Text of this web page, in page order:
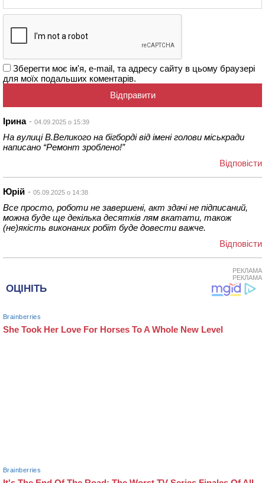
Зберегти моє ім'я, e-mail, та адресу сайту в цьому браузері
для моїх подальших коментарів.
Ірина 04.09.2025 о 15:39
На вулиці В.Великого на бігборді від імені голови міськради
написано “Ремонт зроблено!”
Відповіcти
Юрій 05.09.2025 о 14:38
Все просто, роботи не завершені, акт здачі не підписаний,
можна буде ще декілька десятків лям вкатати, також
(не)якість виконаних робіт буде довести важче.
Відповіcти
РЕКЛАМА
РЕКЛАМА